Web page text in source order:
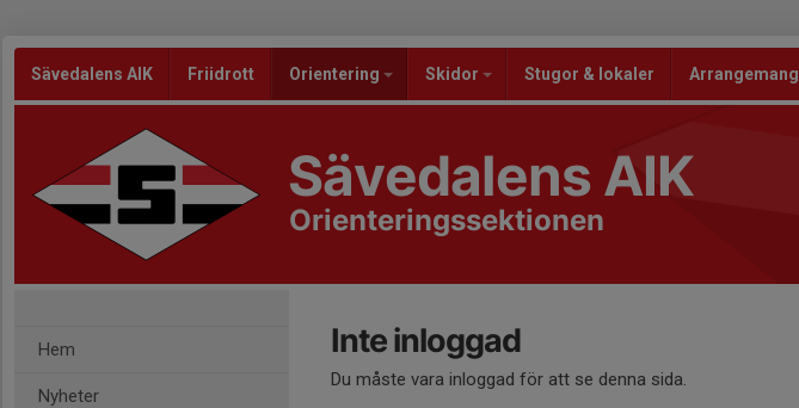
Sävedalens AIK Friidrott Orientering Skidor Stugor & lokaler Arrangemang
Sävedalens AIK
Orienteringssektionen
Hem
Nyheter
Inte inloggad
Du måste vara inloggad för att se denna sida.